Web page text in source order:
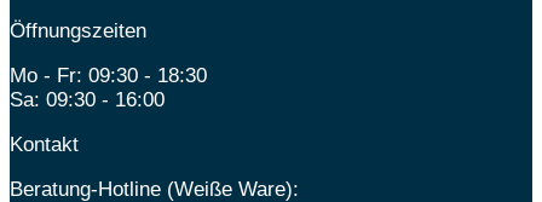
Öffnungszeiten
Mo - Fr: 09:30 - 18:30
Sa: 09:30 - 16:00
Kontakt
Beratung-Hotline (Weiße Ware):